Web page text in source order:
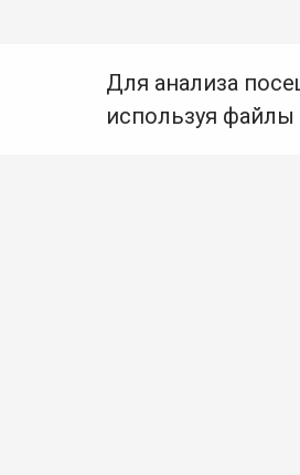
Для анализа
используя файлы